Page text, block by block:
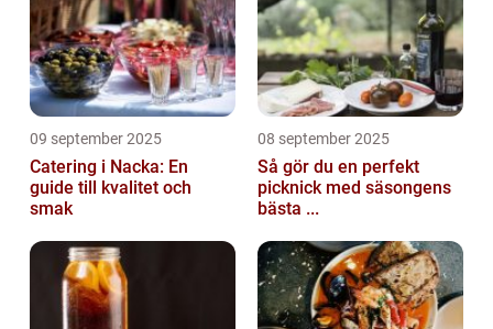
09 september 2025
Catering i Nacka: En
guide till kvalitet och
smak
08 september 2025
Så gör du en perfekt
picknick med säsongens
bästa ...